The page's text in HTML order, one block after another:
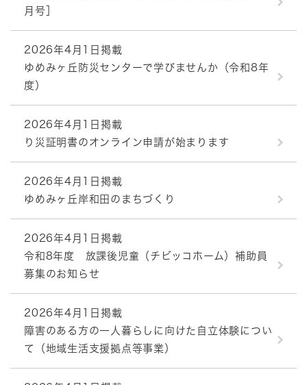
月号］
2026年4月1日掲載
ゆめみヶ丘防災センターで学びませんか（令和8年
度）
2026年4月1日掲載
り災証明書のオンライン申請が始まります
2026年4月1日掲載
ゆめみヶ丘岸和田のまちづくり
2026年4月1日掲載
令和8年度 放課後児童（チビッコホーム）補助員
募集のお知らせ
2026年4月1日掲載
障害のある方の一人暮らしに向けた自立体験につい
て（地域生活支援拠点等事業）